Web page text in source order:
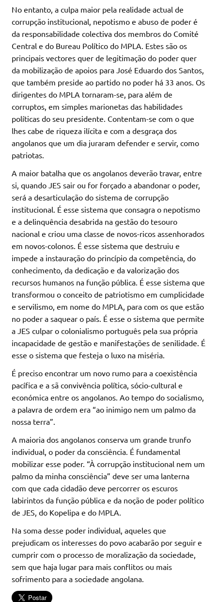
No entanto, a culpa maior pela realidade actual de
corrupção institucional, nepotismo e abuso de poder é
da responsabilidade colectiva dos membros do Comité
Central e do Bureau Político do MPLA. Estes são os
principais vectores quer de legitimação do poder quer
da mobilização de apoios para José Eduardo dos Santos,
que também preside ao partido no poder há 33 anos. Os
dirigentes do MPLA tornaram-se, para além de
corruptos, em simples marionetas das habilidades
políticas do seu presidente. Contentam-se com o que
lhes cabe de riqueza ilícita e com a desgraça dos
angolanos que um dia juraram defender e servir, como
patriotas.
A maior batalha que os angolanos deverão travar, entre
si, quando JES sair ou for forçado a abandonar o poder,
será a desarticulação do sistema de corrupção
institucional. É esse sistema que consagra o nepotismo
e a delinquência desabrida na gestão do tesouro
nacional e criou uma classe de novos-ricos assenhorados
em novos-colonos. É esse sistema que destruiu e
impede a instauração do princípio da competência, do
conhecimento, da dedicação e da valorização dos
recursos humanos na função pública. É esse sistema que
transformou o conceito de patriotismo em cumplicidade
e servilismo, em nome do MPLA, para com os que estão
no poder a saquear o país. É esse o sistema que permite
a JES culpar o colonialismo português pela sua própria
incapacidade de gestão e manifestações de senilidade. É
esse o sistema que festeja o luxo na miséria.
É preciso encontrar um novo rumo para a coexistência
pacífica e a sã convivência política, sócio-cultural e
económica entre os angolanos. Ao tempo do socialismo,
a palavra de ordem era “ao inimigo nem um palmo da
nossa terra”.
A maioria dos angolanos conserva um grande trunfo
individual, o poder da consciência. É fundamental
mobilizar esse poder. “À corrupção institucional nem um
palmo da minha consciência” deve ser uma lanterna
com que cada cidadão deve percorrer os escuros
labirintos da função pública e da noção de poder político
de JES, do Kopelipa e do MPLA.
Na soma desse poder individual, aqueles que
prejudicam os interesses do povo acabarão por seguir e
cumprir com o processo de moralização da sociedade,
sem que haja lugar para mais conflitos ou mais
sofrimento para a sociedade angolana.